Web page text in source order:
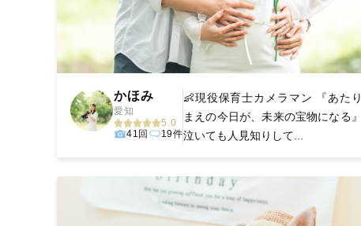
かほみ
愛知
5.0
41回
19件
👶現役保育士カメラマン 『あたり
まえの今日が、未来の宝物になる』
泣いても人見知りして...